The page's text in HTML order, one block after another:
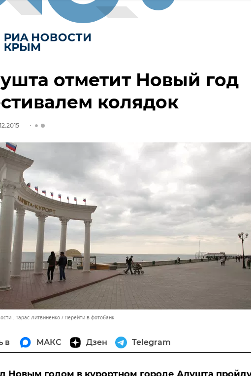
отметит Новый год
колядок
. Тарас Литвиненко Перейти в фотобанк
в МАКС Дзен Telegram